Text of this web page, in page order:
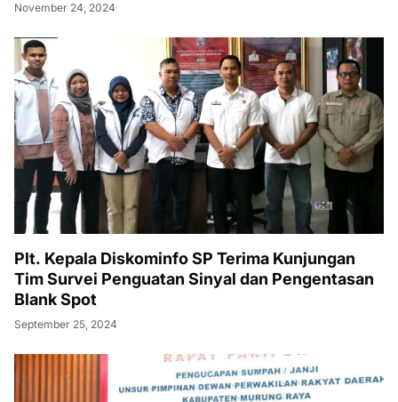
November 24, 2024
Plt. Kepala Diskominfo SP Terima Kunjungan
Tim Survei Penguatan Sinyal dan Pengentasan
Blank Spot
September 25, 2024